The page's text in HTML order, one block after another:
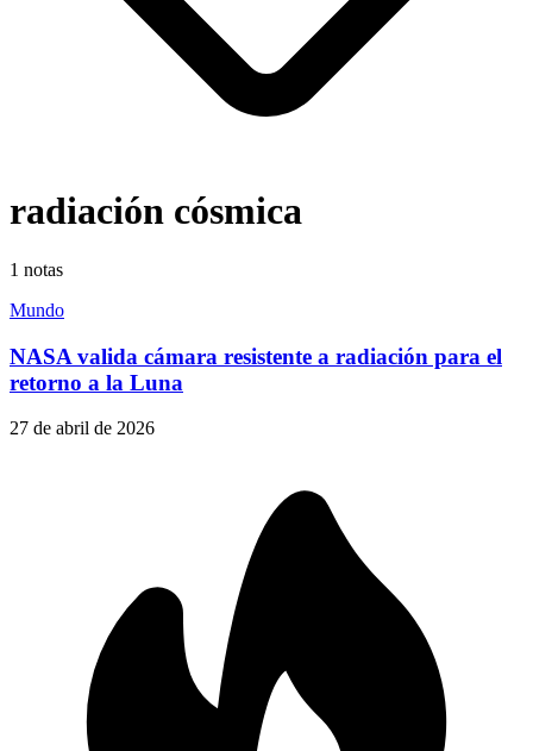
radiación cósmica
1 notas
Mundo
NASA valida cámara resistente a radiación para el
retorno a la Luna
27 de abril de 2026